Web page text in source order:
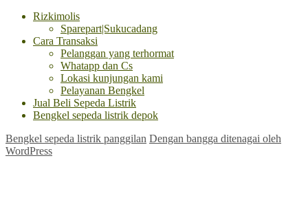
Rizkimolis
Sparepart|Sukucadang
Cara Transaksi
Pelanggan yang terhormat
Whatapp dan Cs
Lokasi kunjungan kami
Pelayanan Bengkel
Jual Beli Sepeda Listrik
Bengkel sepeda listrik depok
Bengkel sepeda listrik panggilan Dengan bangga ditenagai oleh
WordPress